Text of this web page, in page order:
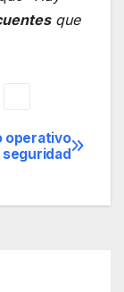
que
operativo